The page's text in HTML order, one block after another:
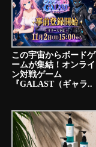
この宇宙からボードゲ
ームが集結！オンライ
ン対戦ゲーム
『GALAST（ギャラ..